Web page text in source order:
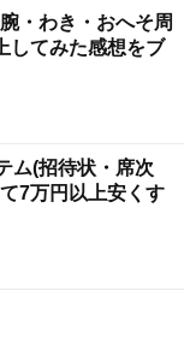
・わき・おへそ周
してみた感想をブ
ム(招待状・席次
7万円以上安くす